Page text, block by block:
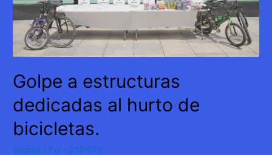
vigilante
TransMilenio
Golpe a estructuras
dedicadas al hurto de
bicicletas.
Bogotá / Por c2521078